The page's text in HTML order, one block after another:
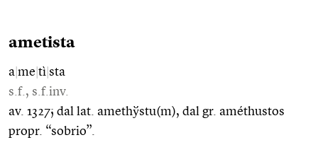
ametista
a me tì sta
s.f., s.f.inv.
av. 1327; dal lat. amethўstu(m), dal gr. améthustos
propr. “sobrio”.